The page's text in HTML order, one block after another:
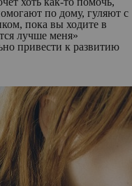
по дому, гуляют с
пока вы ходите в
лучше меня»
привести к развитию